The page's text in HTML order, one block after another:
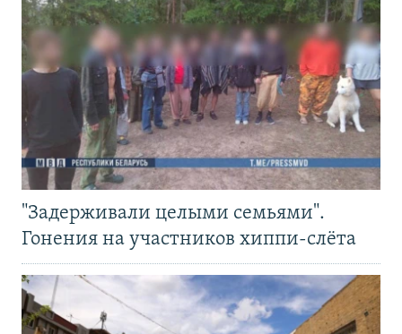
"Задерживали целыми семьями".
Гонения на участников хиппи-слёта